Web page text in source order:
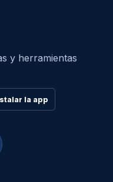
y herramientas
la app